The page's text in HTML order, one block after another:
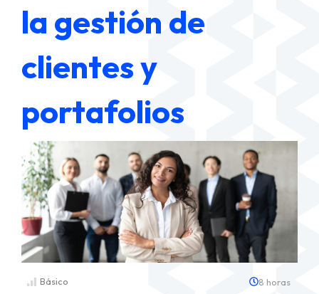
la gestión de
clientes y
portafolios
Básico 8 horas